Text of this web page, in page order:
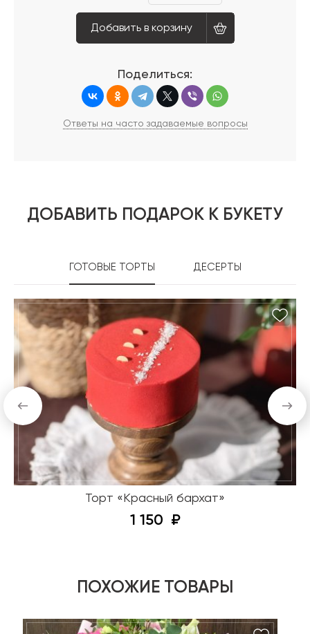
Добавить в корзину
Поделиться:
Ответы на часто задаваемые вопросы
ДОБАВИТЬ ПОДАРОК К БУКЕТУ
ГОТОВЫЕ ТОРТЫ ДЕСЕРТЫ
Торт «Красный бархат»
1 150
ПОХОЖИЕ ТОВАРЫ